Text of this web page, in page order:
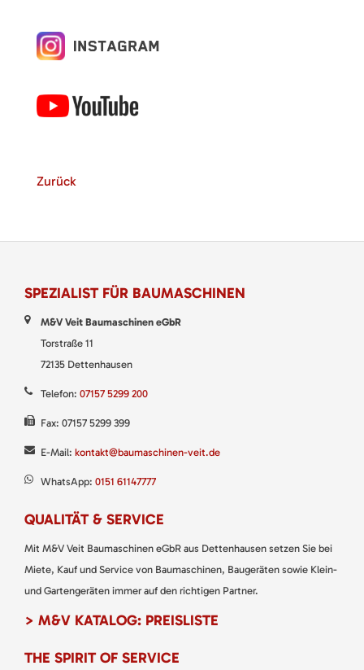
Zurück
SPEZIALIST FÜR BAUMASCHINEN
M&V Veit Baumaschinen eGbR
Torstraße 11
72135 Dettenhausen
Telefon: 07157 5299 200
Fax: 07157 5299 399
E-Mail: kontakt@baumaschinen-veit.de
WhatsApp: 0151 61147777
QUALITÄT & SERVICE
Mit M&V Veit Baumaschinen eGbR aus Dettenhausen setzen Sie bei
Miete, Kauf und Service von Baumaschinen, Baugeräten sowie Klein-
und Gartengeräten immer auf den richtigen Partner.
> M&V KATALOG: PREISLISTE
THE SPIRIT OF SERVICE